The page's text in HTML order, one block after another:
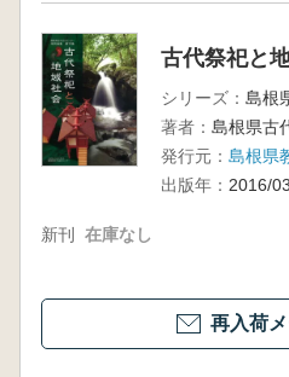
古代祭祀と
シリーズ：
著者： 島根県古
発行元：
出版年： 2016/03
新刊 在庫なし
再入荷